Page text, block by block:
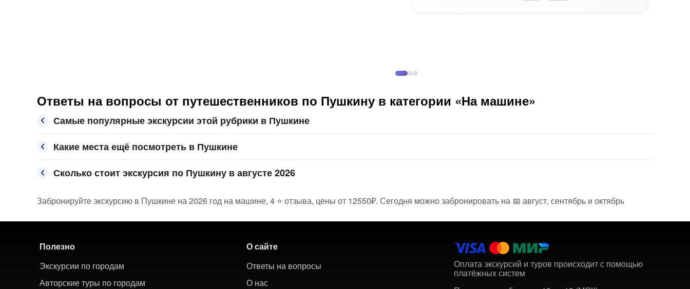
Ответы на вопросы от путешественников по Пушкину в категории «На машине»
Самые популярные экскурсии этой рубрики в Пушкине
Какие места ещё посмотреть в Пушкине
Сколько стоит экскурсия по Пушкину в августе 2026
Забронируйте экскурсию в Пушкине на 2026 год на машине, 4 ⭐ отзыва, цены от 12550₽. Сегодня можно забронировать на 📅 август, сентябрь и октябрь
Полезно
Экскурсии по городам
Авторские туры по городам
О сайте
Ответы на вопросы
О нас
Оплата экскурсий и туров происходит с помощью
платёжных систем